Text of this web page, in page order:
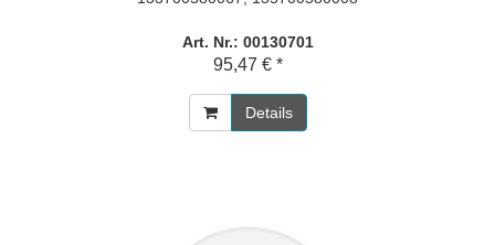
Art. Nr.: 00130701
95,47 € *
Details